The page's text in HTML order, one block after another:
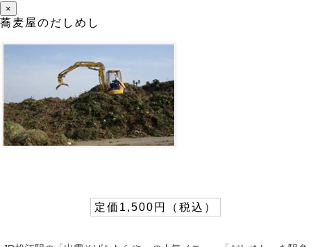
×
蕎麦屋のだしめし
定価1,500円（税込）